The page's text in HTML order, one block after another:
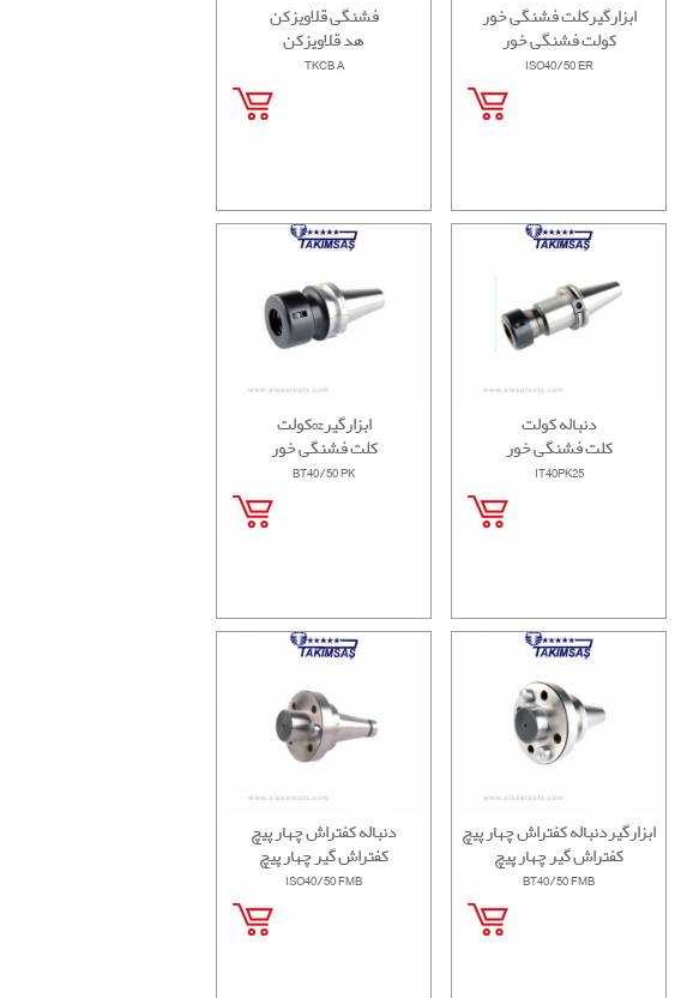
فشنگی قلاویزکن
هد قلاویزکن
TKCB A
ابزارگیرکلت فشنگی خور
کولت فشنگی خور
ISO40/50 ER
کولتozابزارگیر
کلت فشنگی خور
BT40/50 PK
دنباله کولت
کلت فشنگی خور
IT40PK25
دنباله کفتراش چهار پیچ
کفتراش گیر چهار پیچ
ISO40/50 FMB
ابزارگیردنباله کفتراش چهار پیچ
کفتراش گیر چهار پیچ
BT40/50 FMB